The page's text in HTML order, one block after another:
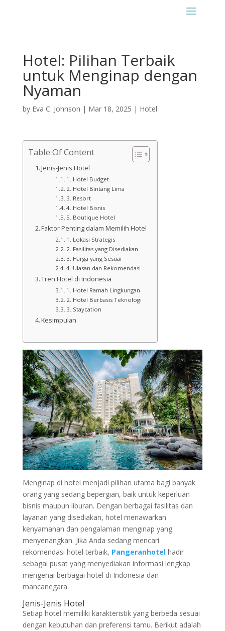
Hotel: Pilihan Terbaik
untuk Menginap dengan
Nyaman
by Eva C. Johnson | Mar 18, 2025 | Hotel
Table Of Content
Jenis-Jenis Hotel
1. Hotel Budget
2. Hotel Bintang Lima
3. Resort
4. Hotel Bisnis
5. Boutique Hotel
Faktor Penting dalam Memilih Hotel
1. Lokasi Strategis
2. Fasilitas yang Disediakan
3. Harga yang Sesuai
4. Ulasan dan Rekomendasi
Tren Hotel di Indonesia
1. Hotel Ramah Lingkungan
2. Hotel Berbasis Teknologi
3. Staycation
Kesimpulan
Menginap di hotel menjadi pilihan utama bagi banyak
orang yang sedang bepergian, baik untuk keperluan
bisnis maupun liburan. Dengan berbagai fasilitas dan
layanan yang disediakan, hotel menawarkan
kenyamanan dan pengalaman menginap yang
menyenangkan. Jika Anda sedang mencari
rekomendasi hotel terbaik, Pangeranhotel hadir
sebagai pusat yang menyediakan informasi lengkap
mengenai berbagai hotel di Indonesia dan
mancanegara.
Jenis-Jenis Hotel
Setiap hotel memiliki karakteristik yang berbeda sesuai
dengan kebutuhan dan preferensi tamu. Berikut adalah